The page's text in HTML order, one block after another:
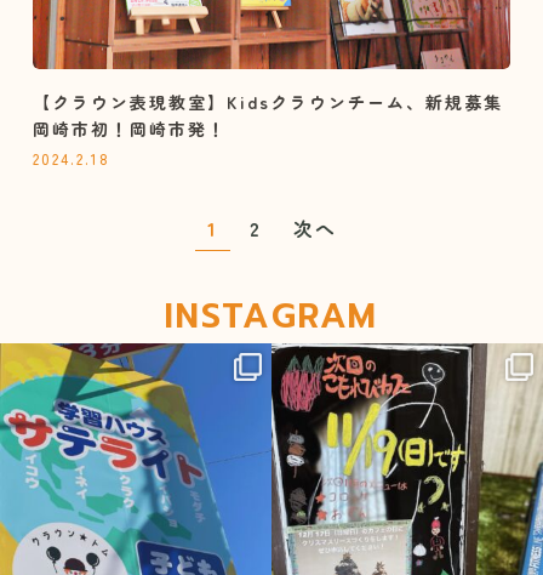
【クラウン表現教室】Kidsクラウンチーム、新規募集
岡崎市初！岡崎市発！
2024.2.18
1 2 次へ
INSTAGRAM
sateraito_okazaki sateraito_okazaki